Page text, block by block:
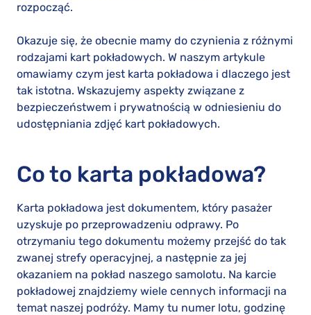
rozpocząć.
Okazuje się, że obecnie mamy do czynienia z różnymi
rodzajami kart pokładowych. W naszym artykule
omawiamy czym jest karta pokładowa i dlaczego jest
tak istotna. Wskazujemy aspekty związane z
bezpieczeństwem i prywatnością w odniesieniu do
udostępniania zdjęć kart pokładowych.
Co to karta pokładowa?
Karta pokładowa jest dokumentem, który pasażer
uzyskuje po przeprowadzeniu odprawy. Po
otrzymaniu tego dokumentu możemy przejść do tak
zwanej strefy operacyjnej, a następnie za jej
okazaniem na pokład naszego samolotu. Na karcie
pokładowej znajdziemy wiele cennych informacji na
temat naszej podróży. Mamy tu numer lotu, godzinę